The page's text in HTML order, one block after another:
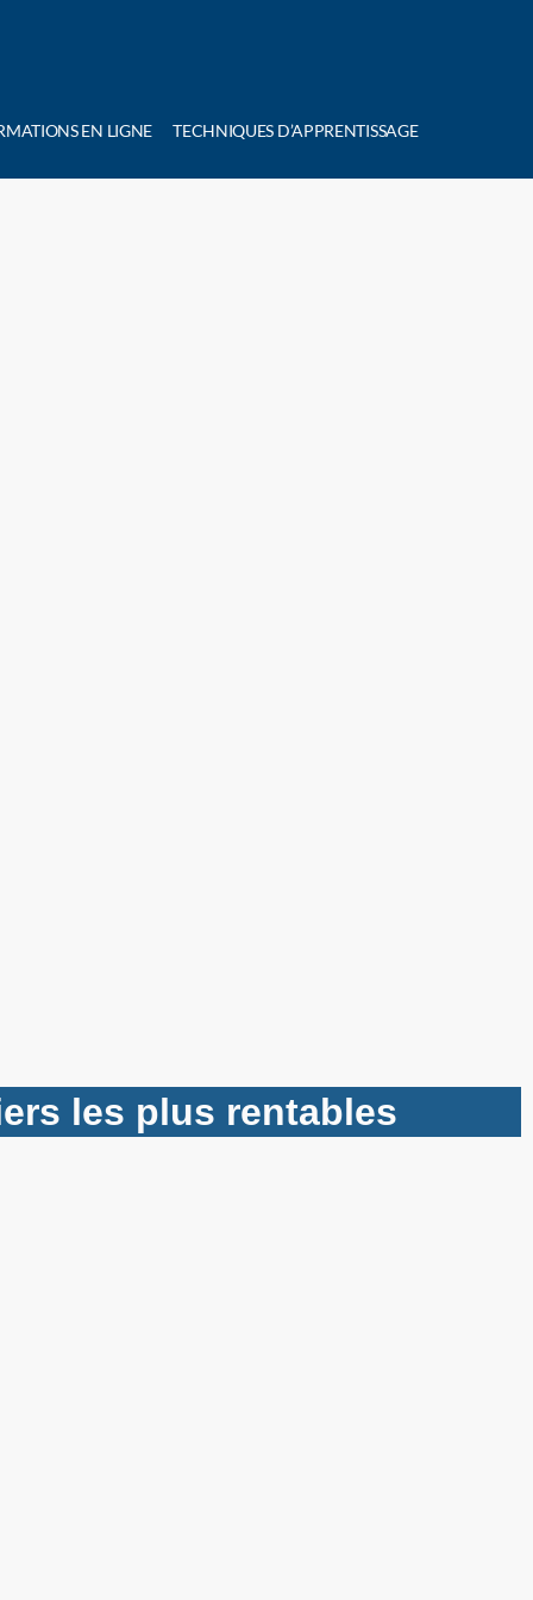
EN LIGNE TECHNIQUES D’APPRENTISSAGE
les plus rentables